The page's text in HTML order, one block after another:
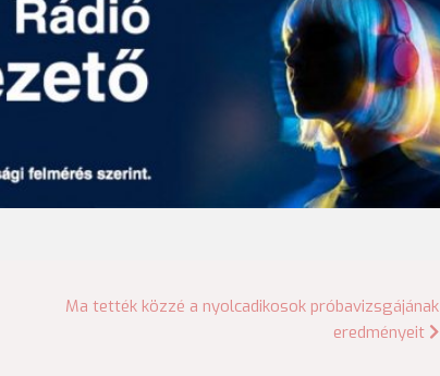
Ma tették közzé a nyolcadikosok próbavizsgájának
eredményeit